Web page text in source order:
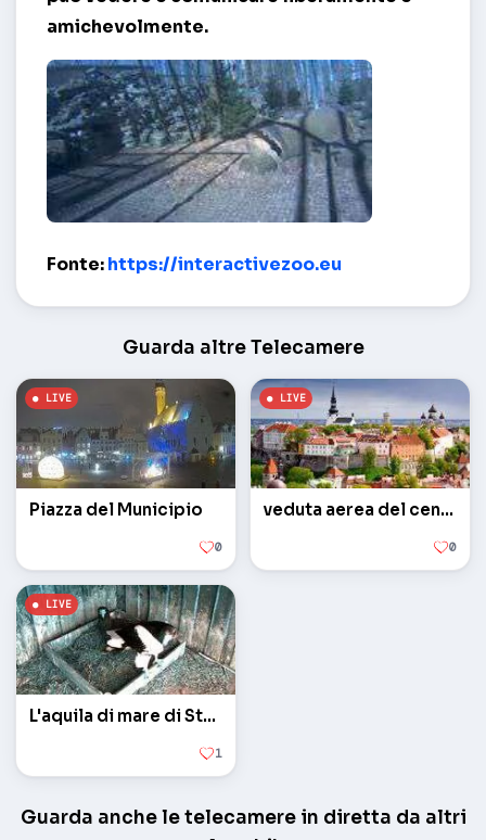
amichevolmente.
Fonte:https://interactivezoo.eu
Guarda altre Telecamere
Piazza del Municipio
0
veduta aerea del centro
0
L'aquila di mare di Steller
1
Guarda anche le telecamere in diretta da altri